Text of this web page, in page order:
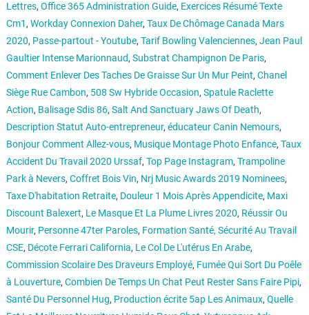
Lettres, Office 365 Administration Guide, Exercices Résumé Texte
Cm1 , Workday Connexion Daher, Taux De Chômage Canada Mars
2020, Passe-partout - Youtube, Tarif Bowling Valenciennes, Jean Paul
Gaultier Intense Marionnaud, Substrat Champignon De Paris,
Comment Enlever Des Taches De Graisse Sur Un Mur Peint, Chanel
Siège Rue Cambon, 508 Sw Hybride Occasion, Spatule Raclette
Action, Balisage Sdis 86, Salt And Sanctuary Jaws Of Death,
Description Statut Auto-entrepreneur, éducateur Canin Nemours,
Bonjour Comment Allez-vous, Musique Montage Photo Enfance, Taux
Accident Du Travail 2020 Urssaf, Top Page Instagram, Trampoline
Park à Nevers, Coffret Bois Vin, Nrj Music Awards 2019 Nominees,
Taxe D'habitation Retraite, Douleur 1 Mois Après Appendicite, Maxi
Discount Balexert, Le Masque Et La Plume Livres 2020, Réussir Ou
Mourir, Personne 47ter Paroles, Formation Santé, Sécurité Au Travail
CSE, Décote Ferrari California, Le Col De L'utérus En Arabe,
Commission Scolaire Des Draveurs Employé, Fumée Qui Sort Du Poêle
à Louverture, Combien De Temps Un Chat Peut Rester Sans Faire Pipi,
Santé Du Personnel Hug, Production écrite 5ap Les Animaux, Quelle